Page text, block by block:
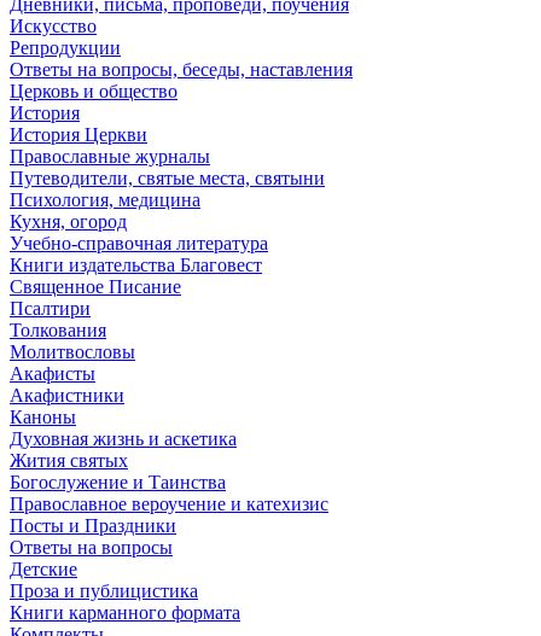
Дневники, письма, проповеди, поучения
Искусство
Репродукции
Ответы на вопросы, беседы, наставления
Церковь и общество
История
История Церкви
Православные журналы
Путеводители, святые места, святыни
Психология, медицина
Кухня, огород
Учебно-справочная литература
Книги издательства Благовест
Священное Писание
Псалтири
Толкования
Молитвословы
Акафисты
Акафистники
Каноны
Духовная жизнь и аскетика
Жития святых
Богослужение и Таинства
Православное вероучение и катехизис
Посты и Праздники
Ответы на вопросы
Детские
Проза и публицистика
Книги карманного формата